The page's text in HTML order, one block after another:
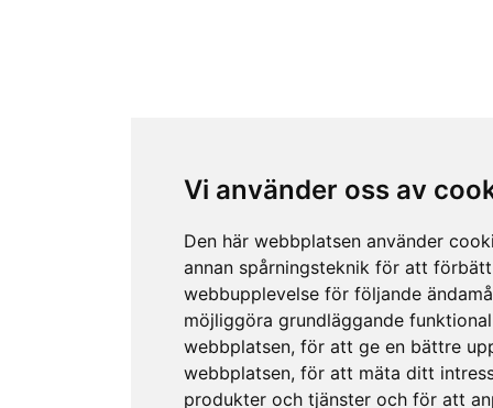
Vi använder oss av
Den här webbplatsen använder
annan spårningsteknik för att
webbupplevelse för följande
möjliggöra grundläggande
webbplatsen, för att ge en bättre
webbplatsen, för att mäta ditt
produkter och tjänster och för att